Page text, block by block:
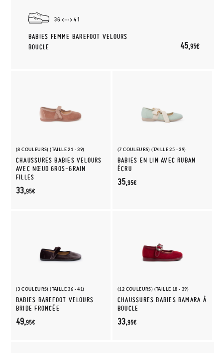
36 41
BABIES FEMME BAREFOOT VELOURS
BOUCLE
45,95€
(8 COULEURS) (TAILLE 21 - 39)
CHAUSSURES BABIES VELOURS
AVEC NŒUD GROS-GRAIN
FILLES
33,95€
(7 COULEURS) (TAILLE 25 - 39)
BABIES EN LIN AVEC RUBAN
ÉCRU
35,95€
(3 COULEURS) (TAILLE 36 - 41)
BABIES BAREFOOT VELOURS
BRIDE FRONCÉE
49,95€
(12 COULEURS) (TAILLE 18 - 39)
CHAUSSURES BABIES BAMARA À
BOUCLE
33,95€